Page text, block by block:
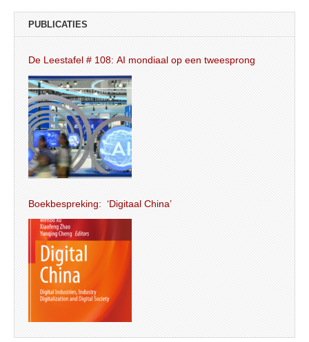
PUBLICATIES
De Leestafel # 108: AI mondiaal op een tweesprong
Boekbespreking: ‘Digitaal China’